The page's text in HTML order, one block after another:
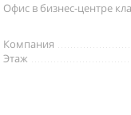
Офис в бизнес-центре
Компания
Этаж